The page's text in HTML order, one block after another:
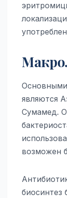
являются
Сумамед.
возможен
биосинтез